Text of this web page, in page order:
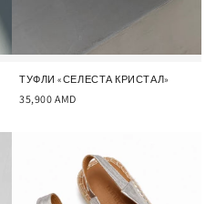
ТУФЛИ «СЕЛЕСТА КРИСТАЛ»
35,900 AMD